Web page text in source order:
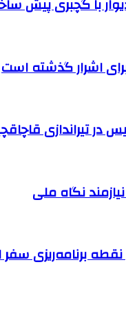
با گچبری پیش
اشرار گذشته است
در تیراندازی
نگاه ملی
برنامه‌ریزی